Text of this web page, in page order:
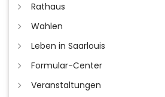
Rathaus
Wahlen
Leben in Saarlouis
Formular-Center
Veranstaltungen